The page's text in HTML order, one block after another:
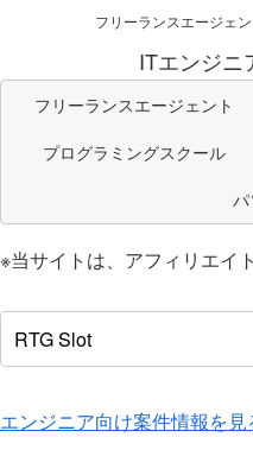
フリーランスエージェ
ITエンジニ
フリーランスエージェント
プログラミングスクール
※当サイトは、アフィリエイ
エンジニア向け案件情報を見